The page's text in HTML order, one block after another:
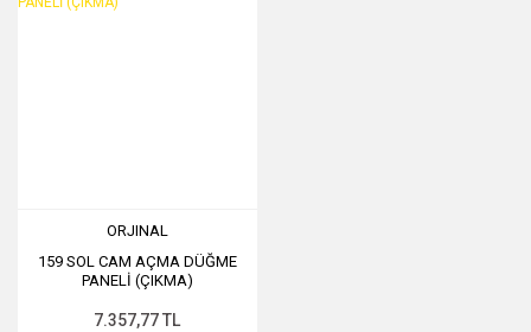
ORJINAL
159 SOL CAM AÇMA DÜĞME
PANELİ (ÇIKMA)
7.357,77 TL